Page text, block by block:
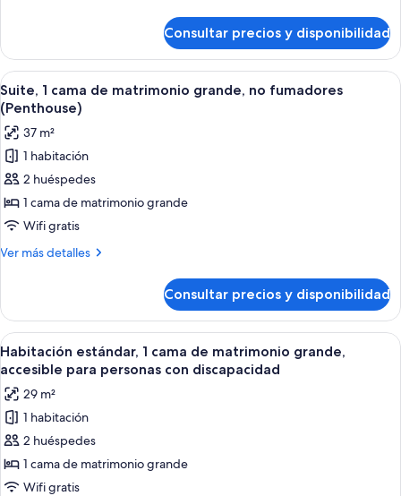
de
ruedas,
no
fumadores
1
habitación,
accesible
en
silla
de
ruedas,
no
fumadores
Consultar precios y disponibilidad
Abrir
todas
las
fotos
de
Suite,
1
cama
de
no
fumadores
(Penthouse)
Habitación de hotel con televisión
5
Suite, 1 cama de matrimonio grande, no fumadores
(Penthouse)
37 m²
1 habitación
2 huéspedes
1 cama de matrimonio grande
Wifi gratis
Ver más detalles
Más
1
cama
de
matrimonio
no
fumadores
(Penthouse)
Consultar precios y disponibilidad
Abrir
todas
las
fotos
de
Habitación
estándar,
1
Habitación de hotel con una cama
6
Habitación estándar, 1 cama de matrimonio grande,
accesible para personas con discapacidad
29 m²
1 habitación
2 huéspedes
1 cama de matrimonio grande
Wifi gratis